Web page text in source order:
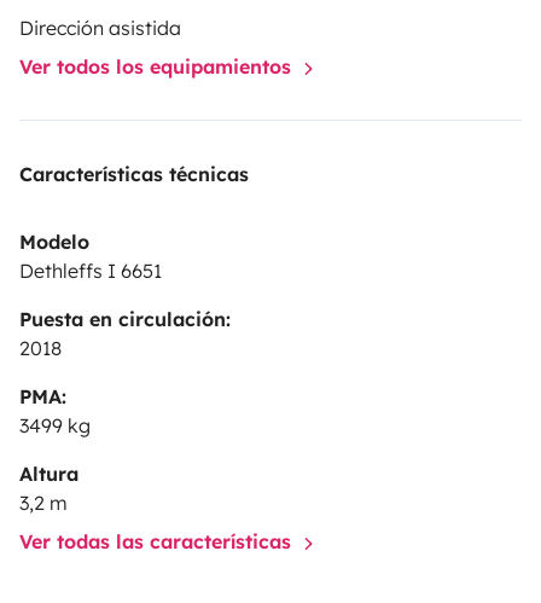
Dirección asistida
Ver todos los equipamientos
Características técnicas
Modelo
Dethleffs I 6651
Puesta en circulación:
2018
PMA:
3499 kg
Altura
3,2 m
Ver todas las características